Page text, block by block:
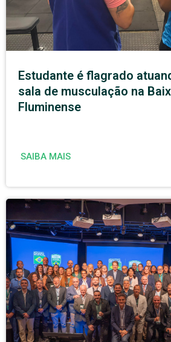
Estudante é flagrado
sala de musculação na
Fluminense
SAIBA MAIS